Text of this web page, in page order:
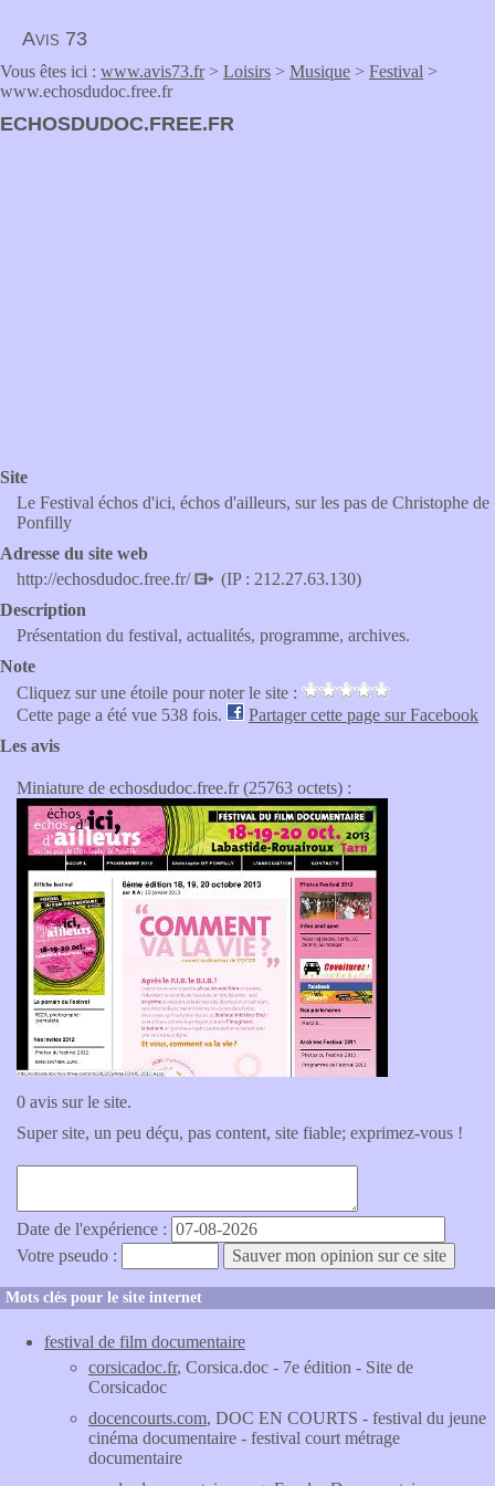
Avis 73
Vous êtes ici : www.avis73.fr> Loisirs > Musique > Festival >
www.echosdudoc.free.fr
ECHOSDUDOC.FREE.FR
Site
Le Festival échos d'ici, échos d'ailleurs, sur les pas de Christophe de
Ponfilly
Adresse du site web
http://echosdudoc.free.fr/
(IP : 212.27.63.130)
Description
Présentation du festival, actualités, programme, archives.
Note
Cliquez sur une étoile pour noter le site :
Cette page a été vue 538 fois.
Partager cette page sur Facebook
Les avis
Miniature de echosdudoc.free.fr (25763 octets) :
0 avis sur le site.
Super site, un peu déçu, pas content, site fiable; exprimez-vous !
Date de l'expérience :
Votre pseudo :
Mots clés pour le site internet
festival de film documentaire
corsicadoc.fr, Corsica.doc - 7e édition - Site de
Corsicadoc
docencourts.com, DOC EN COURTS - festival du jeune
cinéma documentaire - festival court métrage
documentaire